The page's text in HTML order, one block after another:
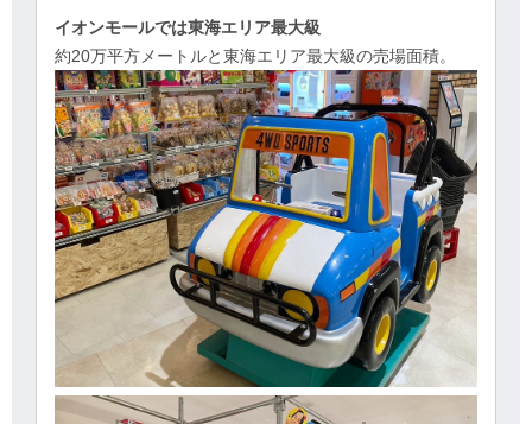
イオンモールでは東海エリア最大級
約20万平方メートルと東海エリア最大級の売場面積。